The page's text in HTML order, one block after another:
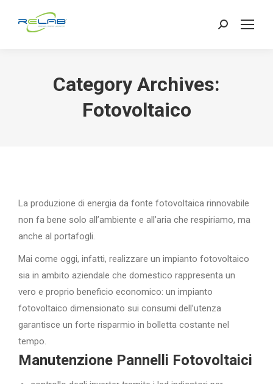
Search:
Category Archives:
Fotovoltaico
La produzione di energia da fonte fotovoltaica rinnovabile
non fa bene solo all’ambiente e all’aria che respiriamo, ma
anche al portafogli.
Mai come oggi, infatti, realizzare un impianto fotovoltaico
sia in ambito aziendale che domestico rappresenta un
vero e proprio beneficio economico: un impianto
fotovoltaico dimensionato sui consumi dell’utenza
garantisce un forte risparmio in bolletta costante nel
tempo.
Manutenzione Pannelli Fotovoltaici